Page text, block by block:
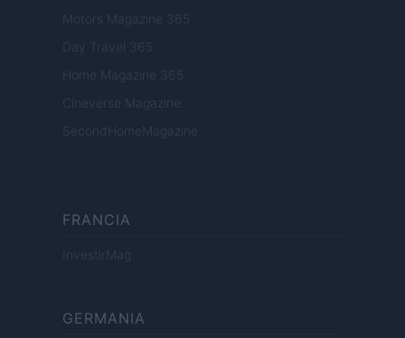
Motors Magazine 365
Day Travel 365
Home Magazine 365
Cineverse Magazine
SecondHomeMagazine
FRANCIA
InvestirMag
GERMANIA